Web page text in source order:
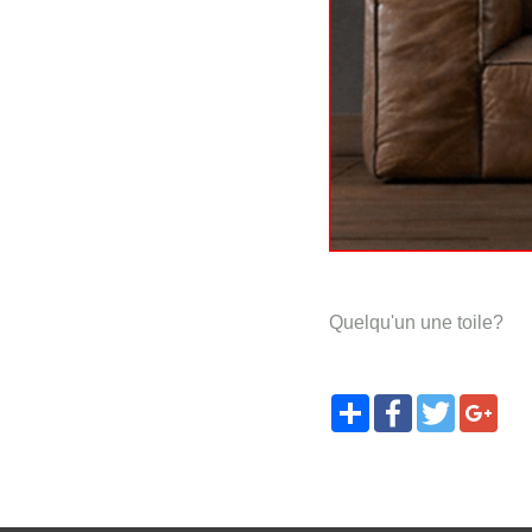
Quelqu'un une toile?
ShareFacebook
Twitter